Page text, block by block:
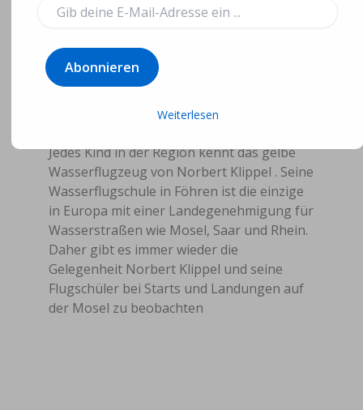
Piper PA-18 Super
Cup
Von Gerd Wüstner 24. August 2025
Jedes Kind in der Region kennt das gelbe
Wasserflugzeug von Norbert Klippel . Seine
Wasserflugschule in Föhren ist die einzige
in Europa mit einer Landegenehmigung für
Wasserstraßen wie Mosel, Saar und Rhein.
Daher gibt es immer wieder die
Gelegenheit Norbert Klippel und seine
Flugschüler bei Starts und Landungen auf
der Mosel zu beobachten
deine
Mail-
Adresse
ein ...
Abonnieren
Weiterlesen